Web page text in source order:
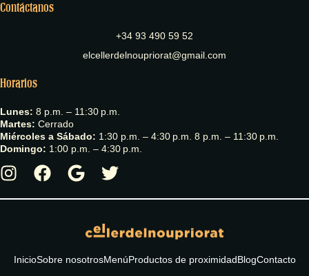
Contáctanos
+34 93 490 59 52
elcellerdelnoupriorat@gmail.com
Horarios
Lunes: 8 p.m. – 11:30 p.m.
Martes: Cerrado
Miércoles a Sábado: 1:30 p.m. – 4:30 p.m. 8 p.m. – 11:30 p.m.
Domingo: 1:00 p.m. – 4:30 p.m.
InicioSobre nosotrosMenúProductos de proximidadBlogContacto